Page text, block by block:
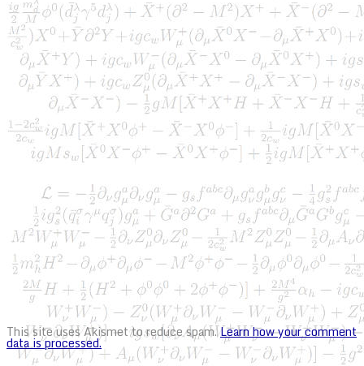
This site uses Akismet to reduce spam.Learn how your comment
data is processed.